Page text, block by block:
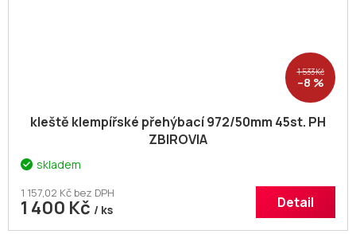
1 533 Kč
–8 %
kleště klempířské přehýbací 972/50mm 45st. PH
ZBIROVIA
skladem
1 157,02 Kč bez DPH
1 400 Kč / ks Detail